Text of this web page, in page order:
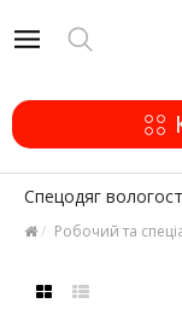
Спецодяг
Робочий та